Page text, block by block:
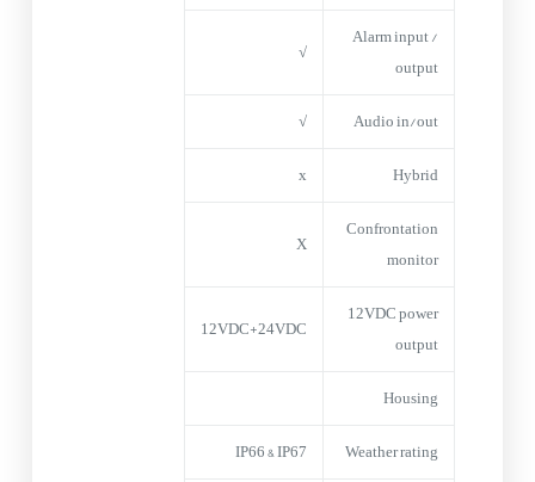
Alarm input /
output
√
Audio in/out
√
Hybrid
x
Confrontation
monitor
X
12VDC power
output
12VDC+24VDC
Housing
Weather rating
IP66 & IP67